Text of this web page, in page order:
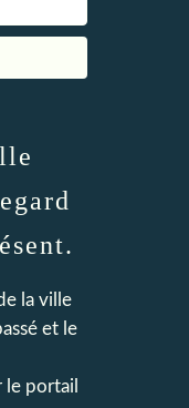
la ville
et le
le portail